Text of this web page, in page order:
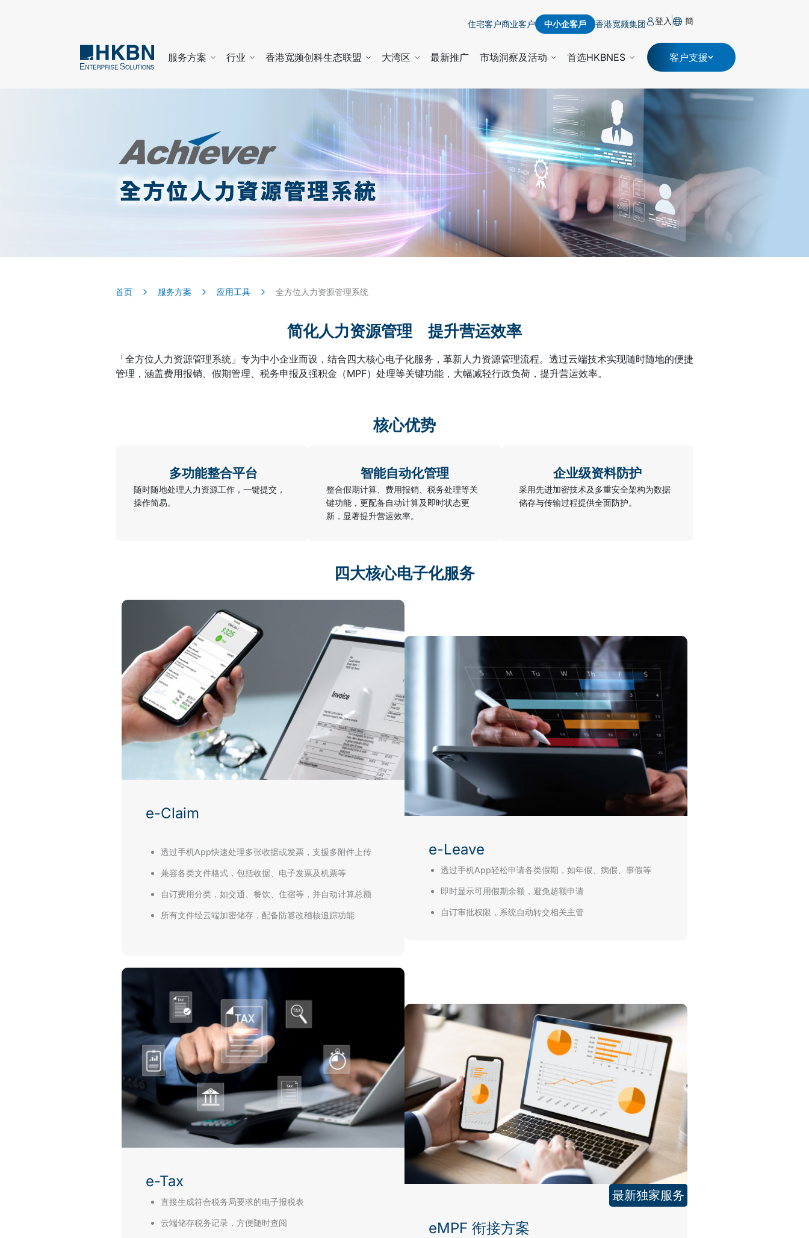
住宅客户商业客户 中小企客戶 香港宽频集团 登入 簡
服务方案 行业 香港宽频创科生态联盟 大湾区 最新推广 市场洞察及活动 首选HKBNES 客户支援
首页 服务方案 应用工具 全方位人力资源管理系统
简化人力资源管理 提升营运效率
「全方位人力资源管理系统」专为中小企业而设，结合四大核心电子化服务，革新人力资源管理流程。透过云端技术实现随时随地的便捷
管理，涵盖费用报销、假期管理、税务申报及强积金（MPF）处理等关键功能，大幅减轻行政负荷，提升营运效率。
核心优势
多功能整合平台
随时随地处理人力资源工作，一键提交，
操作简易。
智能自动化管理
整合假期计算、费用报销、税务处理等关
键功能，更配备自动计算及即时状态更
新，显著提升营运效率。
企业级资料防护
采用先进加密技术及多重安全架构为数据
储存与传输过程提供全面防护。
四大核心电子化服务
e-Claim
透过手机App快速处理多张收据或发票，支援多附件上传
兼容各类文件格式，包括收据、电子发票及机票等
自订费用分类，如交通、餐饮、住宿等，并自动计算总额
所有文件经云端加密储存，配备防篡改稽核追踪功能
e-Leave
透过手机App轻松申请各类假期，如年假、病假、事假等
即时显示可用假期余额，避免超额申请
自订审批权限，系统自动转交相关主管
e-Tax
直接生成符合税务局要求的电子报税表
云端储存税务记录，方便随时查阅
最新独家服务
eMPF 衔接方案